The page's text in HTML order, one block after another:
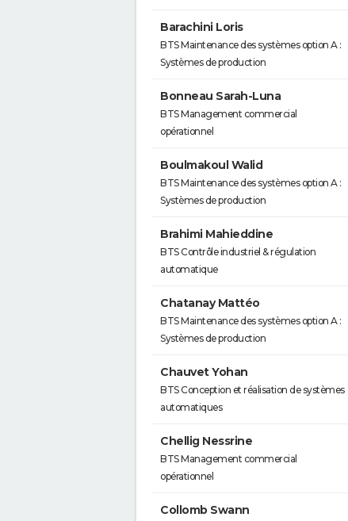
Barachini Loris
BTS Maintenance des systèmes option A :
Systèmes de production
Bonneau Sarah-Luna
BTS Management commercial
opérationnel
Boulmakoul Walid
BTS Maintenance des systèmes option A :
Systèmes de production
Brahimi Mahieddine
BTS Contrôle industriel & régulation
automatique
Chatanay Mattéo
BTS Maintenance des systèmes option A :
Systèmes de production
Chauvet Yohan
BTS Conception et réalisation de systèmes
automatiques
Chellig Nessrine
BTS Management commercial
opérationnel
Collomb Swann